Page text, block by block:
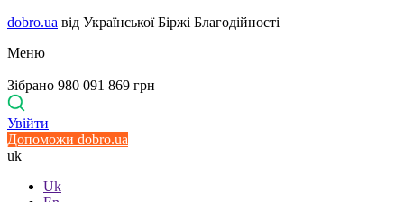
dobro.ua від Української Біржі Благодійності
Меню
Зібрано 980 091 869 грн
Увійти
Допоможи dobro.ua
uk
Uk